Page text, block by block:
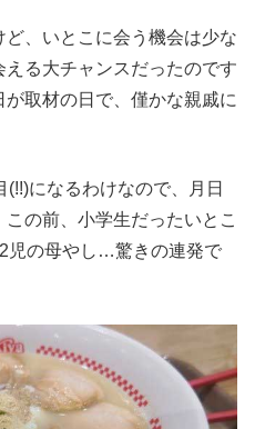
、いとこに会う機会は少な
る大チャンスだったのです
取材の日で、僅かな親戚に
になるわけなので、月日
の前、小学生だったいとこ
児の母やし…驚きの連発で